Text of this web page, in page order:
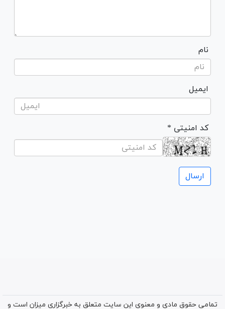
نام
ایمیل
* کد امنیتی
تمامی حقوق مادی و معنوی این سایت متعلق به خبرگزاری میزان است و